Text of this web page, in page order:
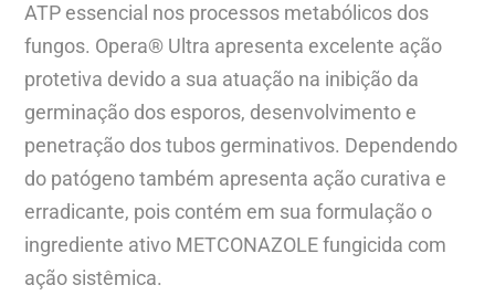
ATP essencial nos processos metabólicos dos
fungos. Opera® Ultra apresenta excelente ação
protetiva devido a sua atuação na inibição da
germinação dos esporos, desenvolvimento e
penetração dos tubos germinativos. Dependendo
do patógeno também apresenta ação curativa e
erradicante, pois contém em sua formulação o
ingrediente ativo METCONAZOLE fungicida com
ação sistêmica.